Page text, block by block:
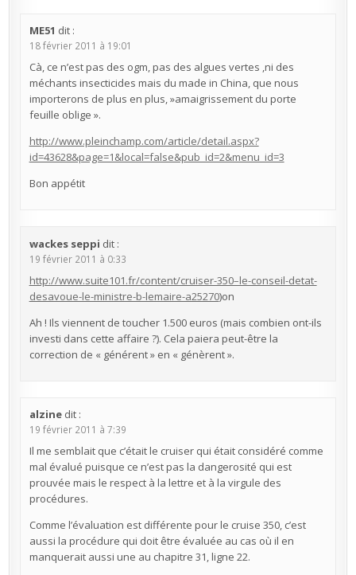
ME51 dit :
18 février 2011 à 19:01
Cà, ce n’est pas des ogm, pas des algues vertes ,ni des
méchants insecticides mais du made in China, que nous
importerons de plus en plus, »amaigrissement du porte
feuille oblige ».
http://www.pleinchamp.com/article/detail.aspx?
id=43628&page=1&local=false&pub_id=2&menu_id=3
Bon appétit
wackes seppi dit :
19 février 2011 à 0:33
http://www.suite101.fr/content/cruiser-350–le-conseil-detat-
desavoue-le-ministre-b-lemaire-a25270)on
Ah ! Ils viennent de toucher 1.500 euros (mais combien ont-ils
investi dans cette affaire ?). Cela paiera peut-être la
correction de « générent » en « génèrent ».
alzine dit :
19 février 2011 à 7:39
Il me semblait que c’était le cruiser qui était considéré comme
mal évalué puisque ce n’est pas la dangerosité qui est
prouvée mais le respect à la lettre et à la virgule des
procédures.
Comme l’évaluation est différente pour le cruise 350, c’est
aussi la procédure qui doit être évaluée au cas où il en
manquerait aussi une au chapitre 31, ligne 22.